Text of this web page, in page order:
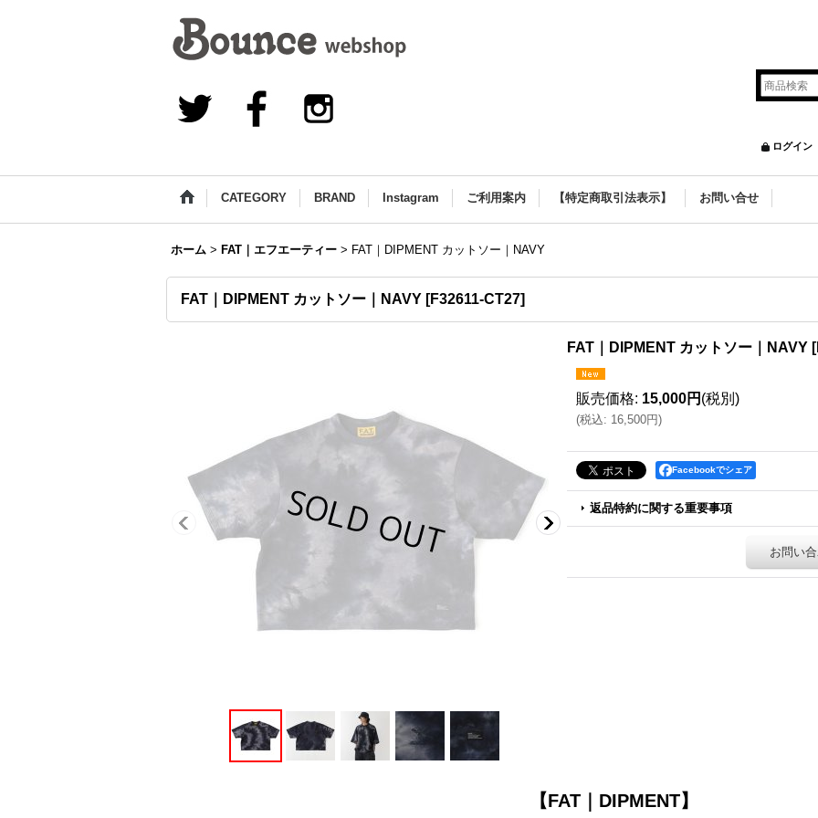
ログイン
CATEGORY BRAND Instagram ご利用案内 【特定商取引法表示】 お問い合せ
ホーム > FAT｜エフエーティー > FAT｜DIPMENT カットソー｜NAVY
FAT｜DIPMENT カットソー｜NAVY [F32611-CT27]
FAT｜DIPMENT カットソー｜NAVY [
販売価格: 15,000円 (税別)
(税込: 16,500円)
Facebookでシェア
返品特約に関する重要事項
お問い
【FAT｜DIPMENT】